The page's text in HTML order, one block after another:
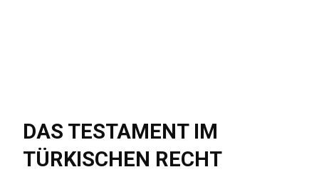
DAS TESTAMENT IM
TÜRKISCHEN RECHT